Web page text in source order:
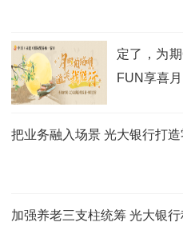
定了，为
FUN享喜月
把业务融入场景 光大银行打造
加强养老三支柱统筹 光大银